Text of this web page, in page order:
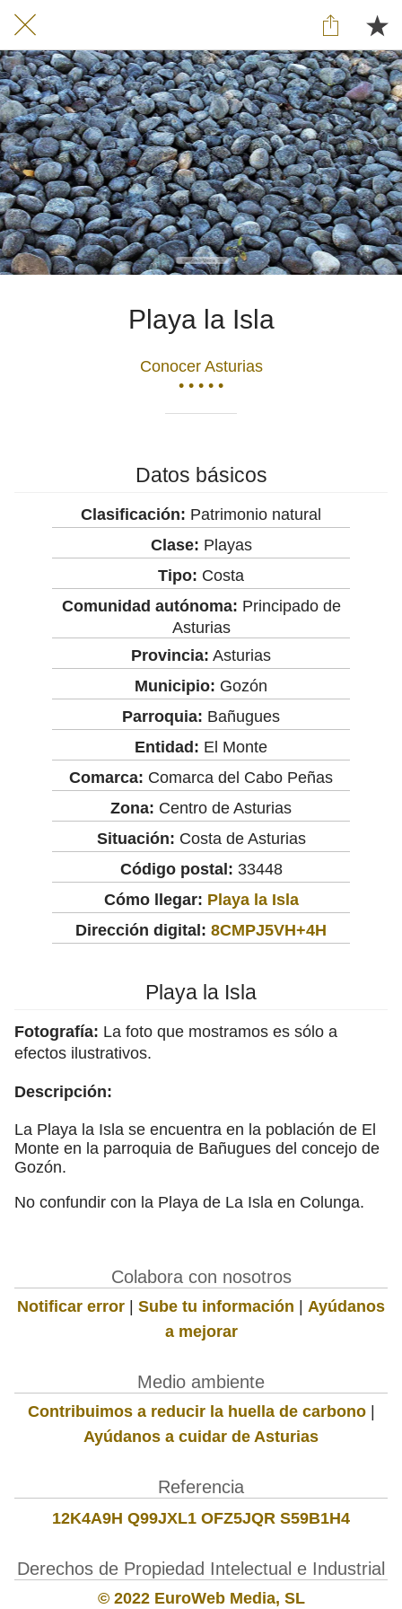
Playa la Isla
Conocer Asturias
• • • • •
Datos básicos
Clasificación: Patrimonio natural
Clase: Playas
Tipo: Costa
Comunidad autónoma: Principado de
Asturias
Provincia: Asturias
Municipio: Gozón
Parroquia: Bañugues
Entidad: El Monte
Comarca: Comarca del Cabo Peñas
Zona: Centro de Asturias
Situación: Costa de Asturias
Código postal: 33448
Cómo llegar: Playa la Isla
Dirección digital: 8CMPJ5VH+4H
Playa la Isla
Fotografía: La foto que mostramos es sólo a
efectos ilustrativos.
Descripción:
La Playa la Isla se encuentra en la población de El
Monte en la parroquia de Bañugues del concejo de
Gozón.
No confundir con la Playa de La Isla en Colunga.
Colabora con nosotros
Notificar error | Sube tu información | Ayúdanos
a mejorar
Medio ambiente
Contribuimos a reducir la huella de carbono|
Ayúdanos a cuidar de Asturias
Referencia
12K4A9H Q99JXL1 OFZ5JQR S59B1H4
Derechos de Propiedad Intelectual e Industrial
© 2022 EuroWeb Media, SL